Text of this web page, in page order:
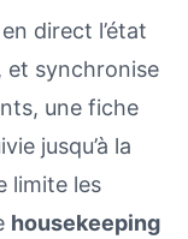
direct l’état
et synchronise
une fiche
jusqu’à la
limite les
housekeeping